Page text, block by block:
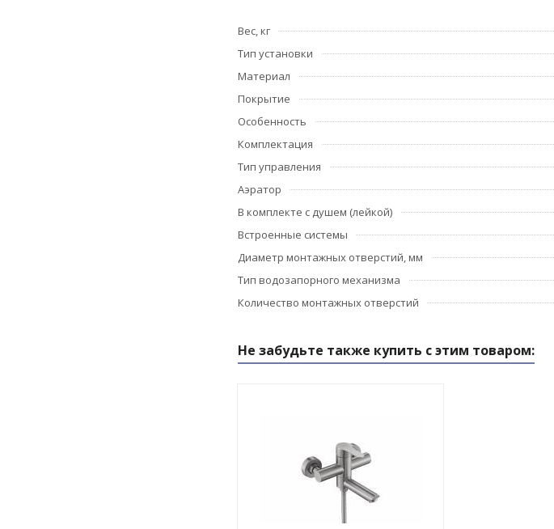
Вес, кг
Тип установки
Материал
Покрытие
Особенность
Комплектация
Тип управления
Аэратор
В комплекте с душем (лейкой)
Встроенные системы
Диаметр монтажных отверстий, мм
Тип водозапорного механизма
Количество монтажных отверстий
Не забудьте также купить с этим товаром: